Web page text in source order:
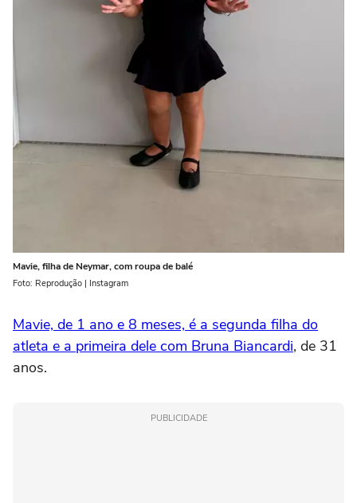
Mavie, filha de Neymar, com roupa de balé
Foto: Reprodução | Instagram
Mavie, de 1 ano e 8 meses, é a segunda filha do
atleta e a primeira dele com Bruna Biancardi, de 31
anos.
PUBLICIDADE